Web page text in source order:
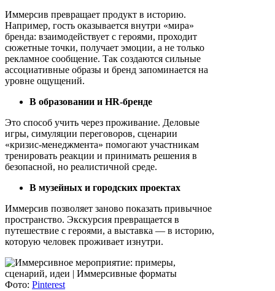
Иммерсив превращает продукт в историю.
Например, гость оказывается внутри «мира»
бренда: взаимодействует с героями, проходит
сюжетные точки, получает эмоции, а не только
рекламное сообщение. Так создаются сильные
ассоциативные образы и бренд запоминается на
уровне ощущений.
В образовании и HR-бренде
Это способ учить через проживание. Деловые
игры, симуляции переговоров, сценарии
«кризис-менеджмента» помогают участникам
тренировать реакции и принимать решения в
безопасной, но реалистичной среде.
В музейных и городских проектах
Иммерсив позволяет заново показать привычное
пространство. Экскурсия превращается в
путешествие с героями, а выставка — в историю,
которую человек проживает изнутри.
Фото: Pinterest